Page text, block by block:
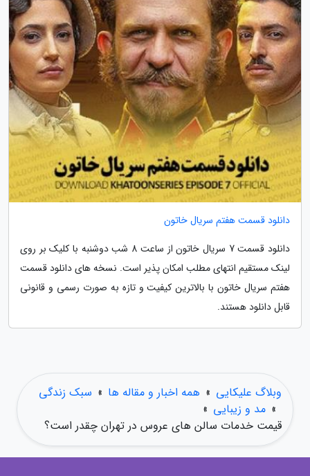
دانلود قسمت هفتم سریال خاتون
دانلود قسمت 7 سریال خاتون از ساعت 8 شب دوشنبه با کلیک بر روی
لینک مستقیم انتهای مطلب امکان پذیر است. نسخه های دانلود قسمت
هفتم سریال خاتون با بالاترین کیفیت و تازه به صورت رسمی و قانونی
قابل دانلود هستند.
وبلاگ علیکایی » همه اخبار و مقاله ها » سبک زندگی
» مد و زیبایی »
قیمت خدمات سالن های عروس در تهران چقدر است؟